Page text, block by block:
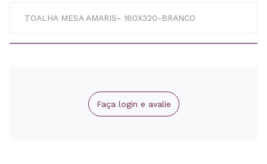
TOALHA MESA AMARIS- 160X320-BRANCO
Faça login e avalie